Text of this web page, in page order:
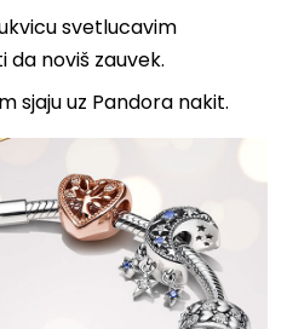
svetlucavim
noviš zauvek.
sjaju uz Pandora nakit.